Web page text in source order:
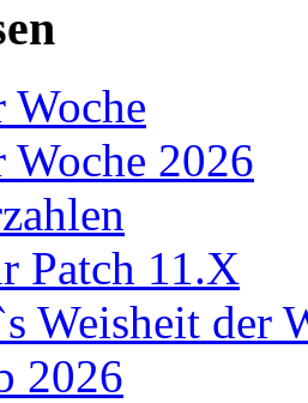
Woche
Woche 2026
Patch 11.X
Weisheit der
2026